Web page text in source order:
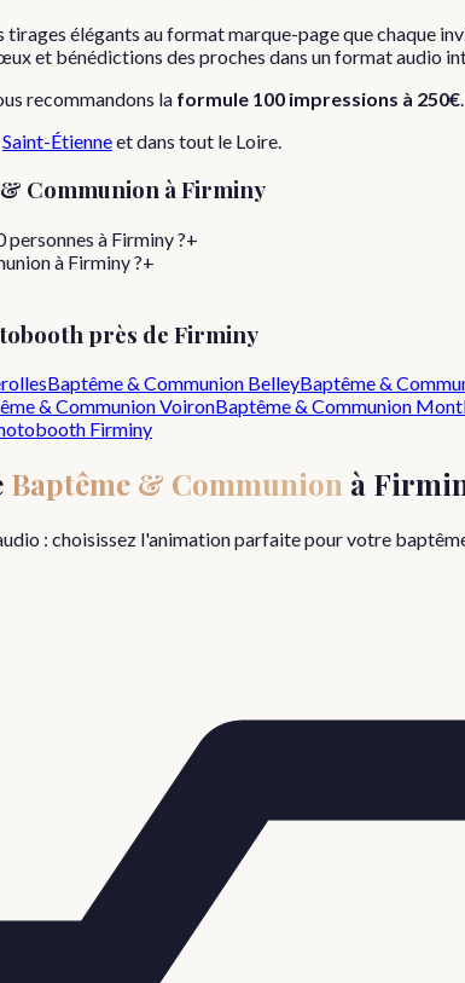
élégants au format marque-page que chaque
et bénédictions des proches dans un format audio
recommandons la formule 100 impressions à 250€
Saint-Étienneet dans tout le Loire
Communion àFirminy
à Firminy ?+
à Firminy ?+
près de Firminy
Baptême & Communion BelleyBaptême &
& CommunionVoironBaptême & Communion
Firminy
Baptême & Communion à
: choisissez l'animation parfaite pour votre